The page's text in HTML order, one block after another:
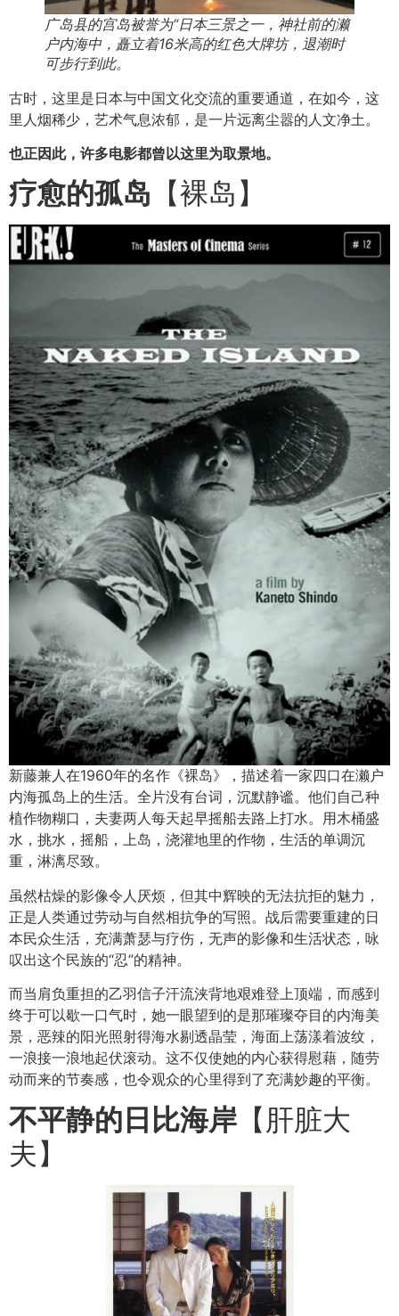
广岛县的宫岛被誉为“日本三景之一， 神社前的濑
户内海中，矗立着16米高的红色大牌坊，退潮时
可步行到此。
古时，这里是日本与中国文化交流的重要通道，在如今，这
里人烟稀少，艺术气息浓郁，是一片远离尘嚣的人文净土。
也正因此，许多电影都曾以这里为取景地。
疗愈的孤岛 【裸岛】
新藤兼人在1960年的名作 《裸岛》
，描述着一家四口在濑户
内海孤岛上的生活。全片没有台词，沉默静谧。他们自己种
植作物糊口，夫妻两人每天起早摇船去路上打水。用木桶盛
水，挑水，摇船，上岛，浇灌地里的作物，生活的单调沉
重，淋漓尽致。
虽然枯燥的影像令人厌烦，但其中辉映的无法抗拒的魅力，
正是人类通过劳动与自然相抗争的写照。战后需要重建的日
本民众生活，充满萧瑟与疗伤，无声的影像和生活状态，咏
叹出这个民族的“忍”的精神。
而当肩负重担的乙羽信子汗流浃背地艰难登上顶端，而感到
终于可以歇一口气时，她一眼望到的是那璀璨夺目的内海美
景，恶辣的阳光照射得海水剔透晶莹，海面上荡漾着波纹，
一浪接一浪地起伏滚动。这不仅使她的内心获得慰藉，随劳
动而来的节奏感，也令观众的心里得到了充满妙趣的平衡。
不平静的日比海岸 【肝脏大
夫】